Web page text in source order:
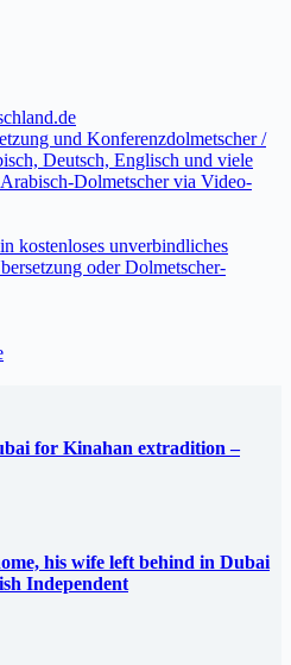
und Konferenzdolmetscher /
Deutsch, Englisch und viele
Dolmetscher via Video-
kostenloses unverbindliches
oder Dolmetscher-
for Kinahan extradition –
his wife left behind in Dubai
Independent